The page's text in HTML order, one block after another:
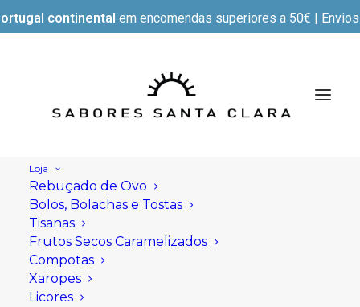
continental em encomendas superiores a 50€ |
Loja
Rebuçado de Ovo
Bolos, Bolachas e Tostas
Tisanas
Frutos Secos Caramelizados
Compotas
Xaropes
Licores